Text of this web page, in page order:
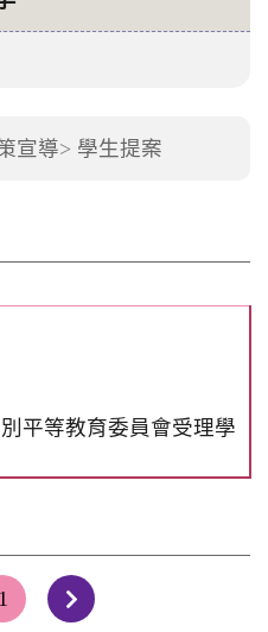
宣導> 學生提案
平等教育委員會受理學
1 下一頁